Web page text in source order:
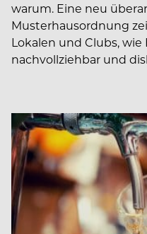
warum. Eine neu
Musterhausordnung
Lokalen und Clubs, wie
nachvollziehbar und